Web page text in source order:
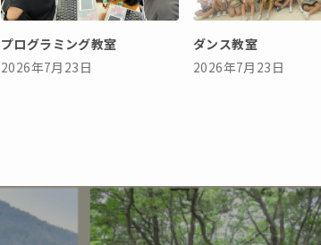
プログラミング教室
2026年7月23日
ダンス教室
2026年7月23日